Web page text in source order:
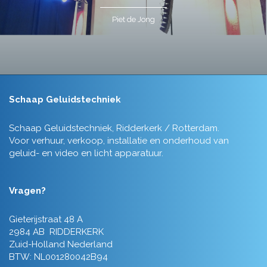
Piet de Jong
Schaap Geluidstechniek
Schaap Geluidstechniek, Ridderkerk / Rotterdam.
Voor verhuur, verkoop, installatie en onderhoud van
geluid- en video en licht apparatuur.
Vragen?
Gieterijstraat 48 A
2984 AB RIDDERKERK
Zuid-Holland Nederland
BTW: NL001280042B94